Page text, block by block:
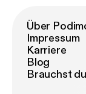
Über
Impressum
Karriere
Blog
Brauchst